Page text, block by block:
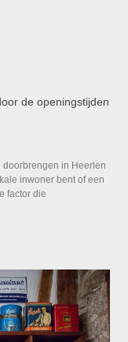
de openingstijden
doorbrengen in Heerlen
inwoner bent of een
factor die